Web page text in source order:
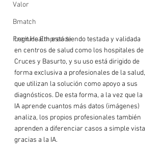
Valor
Bmatch
Premios Emprende
Legit.Health está siendo testada y validada
en centros de salud como los hospitales de
Cruces y Basurto, y su uso está dirigido de
forma exclusiva a profesionales de la salud,
que utilizan la solución como apoyo a sus
diagnósticos. De esta forma, a la vez que la
IA aprende cuantos más datos (imágenes)
analiza, los propios profesionales también
aprenden a diferenciar casos a simple vista
gracias a la IA.